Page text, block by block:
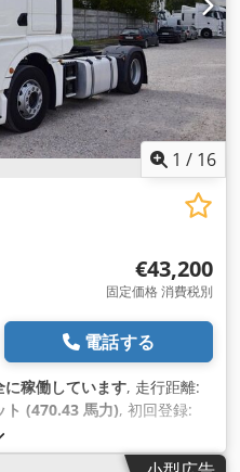
1 / 16
€43,200
固定価格 消費税別
電話する
に稼働しています, 走行距離:
ト (470.43 馬力), 初回登録:
ベース:390 mm, 色:白色,